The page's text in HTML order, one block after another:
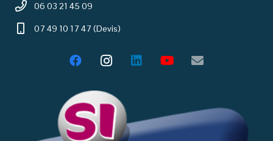
06 03 21 45 09
07 49 10 17 47 (Devis)